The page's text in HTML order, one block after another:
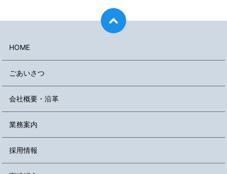
HOME
ごあいさつ
会社概要・沿革
業務案内
採用情報